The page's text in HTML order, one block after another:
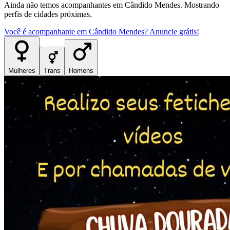
Ainda não temos acompanhantes em Cândido Mendes. Mostrando
perfis de cidades próximas.
Você é acompanhante em Cândido Mendes? Anuncie grátis!
Mulheres Trans Homens